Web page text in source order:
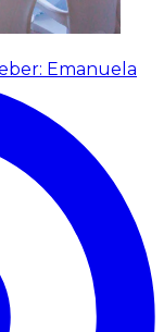
Emanuela